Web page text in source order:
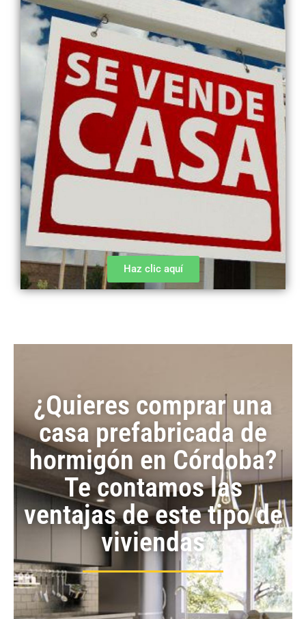
Haz clic aquí
¿Quieres comprar una
casa prefabricada de
hormigón en Córdoba?
Te contamos las
ventajas de este tipo de
viviendas